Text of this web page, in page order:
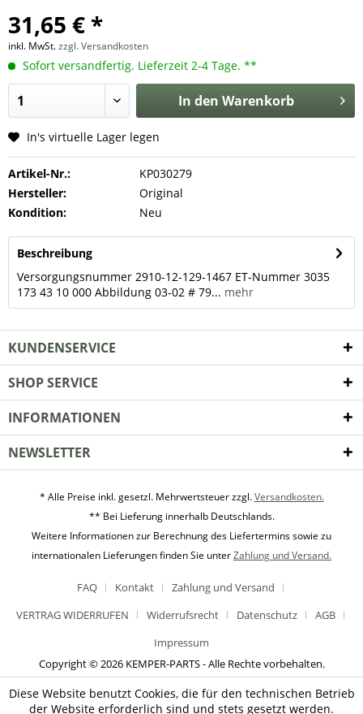
31,65 € *
inkl. MwSt.zzgl. Versandkosten
Sofort versandfertig. Lieferzeit 2-4 Tage. **
In den Warenkorb
In's virtuelle Lager legen
Artikel-Nr.:
KP030279
Hersteller:
Original
Kondition:
Neu
Beschreibung
Versorgungsnummer 2910-12-129-1467 ET-Nummer 3035
173 43 10 000 Abbildung 03-02 # 79... mehr
KUNDENSERVICE
SHOP SERVICE
INFORMATIONEN
NEWSLETTER
* Alle Preise inkl. gesetzl. Mehrwertsteuer zzgl.Versandkosten.
** Bei Lieferung innerhalb Deutschlands.
Weitere Informationen zur Berechnung des Liefertermins sowie zu
internationalen Lieferungen finden Sie unterZahlung und Versand.
FAQ Kontakt
Zahlung und Versand
VERTRAG WIDERRUFEN
Widerrufsrecht Datenschutz
AGB
Impressum
Copyright © 2026 KEMPER-PARTS - Alle Rechte vorbehalten.
Diese Website benutzt Cookies, die für den technischen Betrieb
der Website erforderlich sind und stets gesetzt werden.